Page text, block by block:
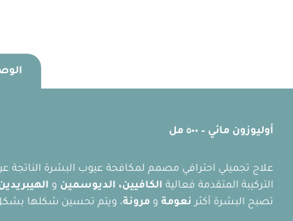
أوليوزون مائي – ٥٠٠ مل
علاج تجميلي احترافي مصمم لمكافحة عيوب البشرة الناتجة
التركيبة المتقدمة فعالية الكافيين، الديوسمين و
تصبح البشرة أكثر نعومة و مرونة، ويتم تحسين شكلها